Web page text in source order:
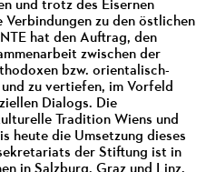
und trotz des Eisernen
zu den östlichen
hat den Auftrag, den
zwischen der
bzw. orientalisch-
zu vertiefen, im Vorfeld
Dialogs. Die
Tradition Wiens und
heute die Umsetzung dieses
der Stiftung ist in
in Salzburg, Graz und Linz.